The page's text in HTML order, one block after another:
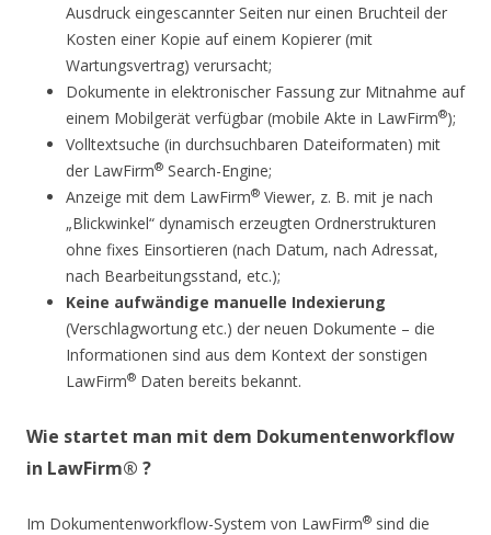
Ausdruck eingescannter Seiten nur einen Bruchteil der
Kosten einer Kopie auf einem Kopierer (mit
Wartungsvertrag) verursacht;
Dokumente in elektronischer Fassung zur Mitnahme auf
einem Mobilgerät verfügbar (mobile Akte in LawFirm®);
Volltextsuche (in durchsuchbaren Dateiformaten) mit
der LawFirm® Search-Engine;
Anzeige mit dem LawFirm® Viewer, z. B. mit je nach
„Blickwinkel“ dynamisch erzeugten Ordnerstrukturen
ohne fixes Einsortieren (nach Datum, nach Adressat,
nach Bearbeitungsstand, etc.);
Keine aufwändige manuelle Indexierung
(Verschlagwortung etc.) der neuen Dokumente – die
Informationen sind aus dem Kontext der sonstigen
LawFirm® Daten bereits bekannt.
Wie startet man mit dem Dokumentenworkflow
in LawFirm® ?
Im Dokumentenworkflow-System von LawFirm® sind die